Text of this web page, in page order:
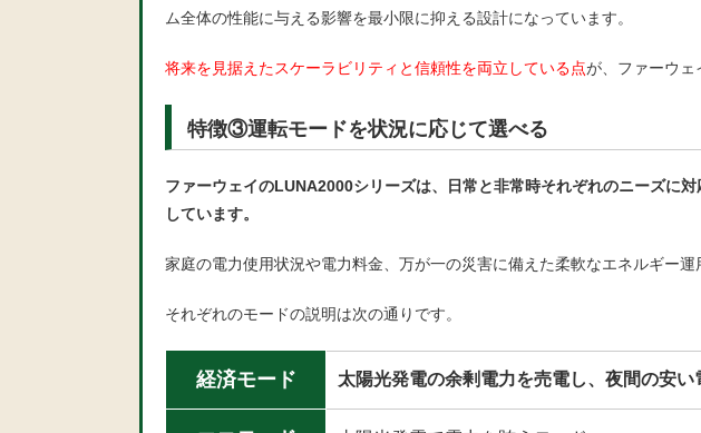
ム全体の性能に与える影響を最小限に抑える設計になっています。
将来を見据えたスケーラビリティと信頼性を両立している点が、ファーウェ
特徴③運転モードを状況に応じて選べる
ファーウェイのLUNA2000シリーズは、日常と非常時それぞれのニーズに
しています。
家庭の電力使用状況や電力料金、万が一の災害に備えた柔軟なエネルギー運
それぞれのモードの説明は次の通りです。
経済モード 太陽光発電の余剰電力を売電し、夜間の安